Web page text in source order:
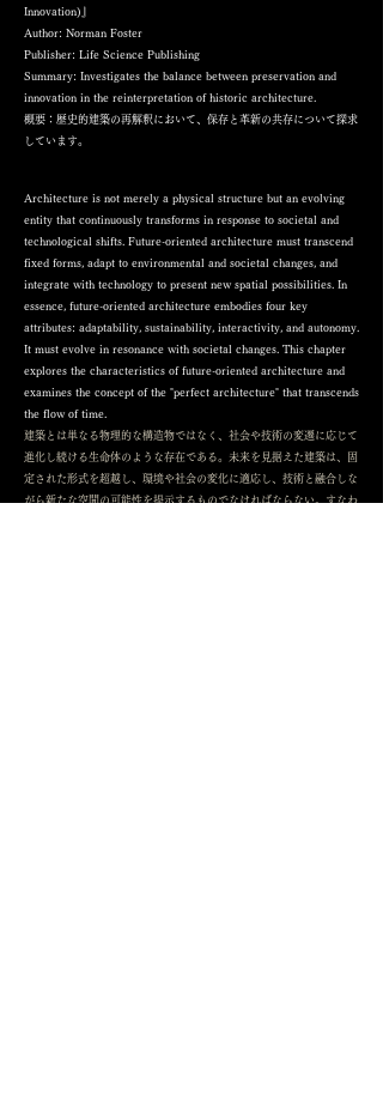
Innovation)』
Author: Norman Foster
Publisher: Life Science Publishing
Summary: Investigates the balance between preservation and
innovation in the reinterpretation of historic architecture.
概要：歴史的建築の再解釈において、保存と革新の共存について探求
しています。
Architecture is not merely a physical structure but an evolving
entity that continuously transforms in response to societal and
technological shifts. Future-oriented architecture must transcend
fixed forms, adapt to environmental and societal changes, and
integrate with technology to present new spatial possibilities. In
essence, future-oriented architecture embodies four key
attributes: adaptability, sustainability, interactivity, and autonomy.
It must evolve in resonance with societal changes. This chapter
explores the characteristics of future-oriented architecture and
examines the concept of the "perfect architecture" that transcends
the flow of time.
建築とは単なる物理的な構造物ではなく、社会や技術の変遷に応じて
進化し続ける生命体のような存在である。未来を見据えた建築は、固
定された形式を超越し、環境や社会の変化に適応し、技術と融合しな
がら新たな空間の可能性を提示するものでなければならない。すなわ